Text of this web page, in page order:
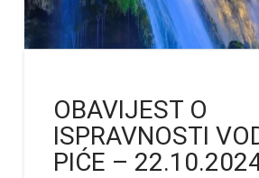
OBAVIJEST O
ISPRAVNOSTI
PIĆE –